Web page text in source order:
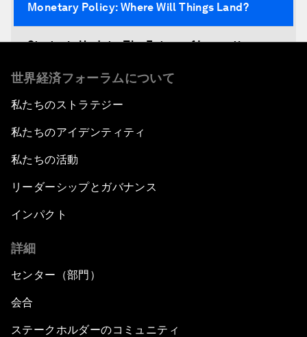
Monetary Policy: Where Will Things Land?
Strategic Update: The Future of Innovation
Discover a World beyond X and Y Genes
Fourth Industrial Revolution: The Impact on
Welcoming Remarks and Special Address
Opening Plenary with Xi Jinping, President of
What Is it to Be Human in the Fourth Industrial
世界経済フォーラムについて
私たちのストラテジー
私たちのアイデンティティ
私たちの活動
リーダーシップとガバナンス
インパクト
詳細
センター（部門）
会合
ステークホルダーのコミュニティ